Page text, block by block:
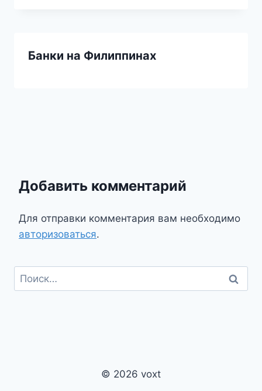
Банки на Филиппинах
Добавить комментарий
Для отправки комментария вам необходимо
авторизоваться.
Найти:
© 2026 voxt